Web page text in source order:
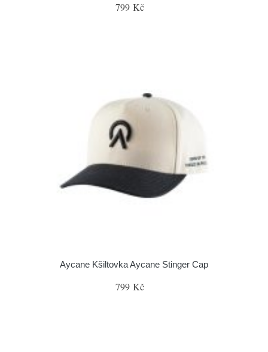
799 Kč
Aycane Kšiltovka Aycane Stinger Cap
799 Kč